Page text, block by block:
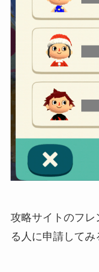
攻略サイトのフ
る人に申請してみ